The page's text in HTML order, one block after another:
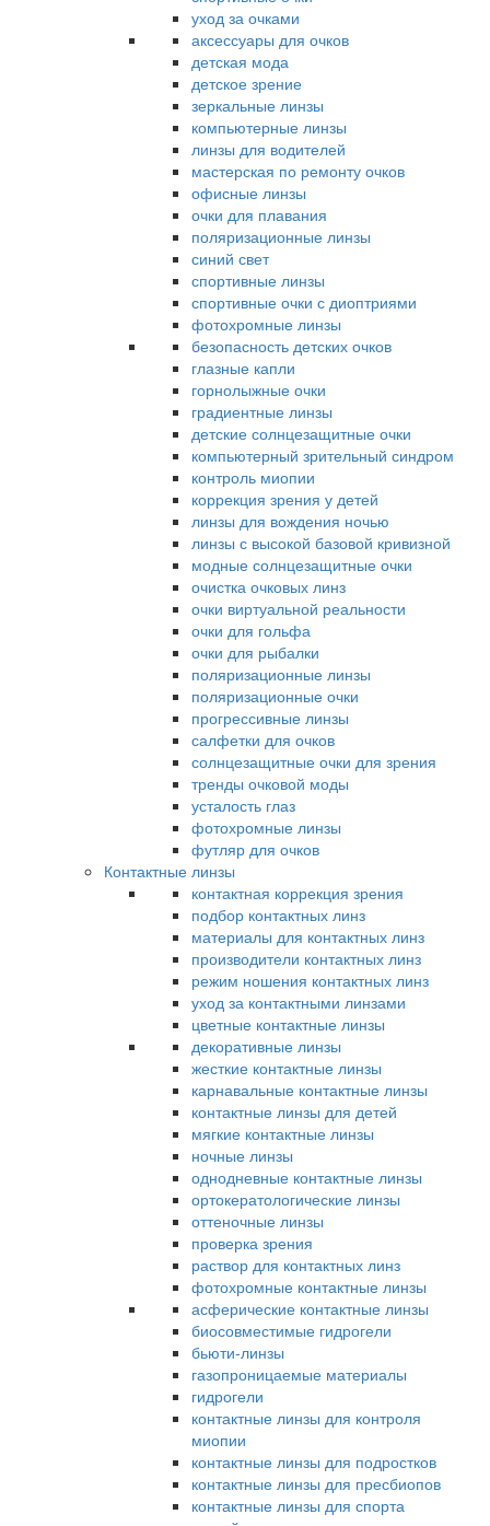
уход за очками
аксессуары для очков
детская мода
детское зрение
зеркальные линзы
компьютерные линзы
линзы для водителей
мастерская по ремонту очков
офисные линзы
очки для плавания
поляризационные линзы
синий свет
спортивные линзы
спортивные очки с диоптриями
фотохромные линзы
безопасность детских очков
глазные капли
горнолыжные очки
градиентные линзы
детские солнцезащитные очки
компьютерный зрительный синдром
контроль миопии
коррекция зрения у детей
линзы для вождения ночью
линзы с высокой базовой кривизной
модные солнцезащитные очки
очистка очковых линз
очки виртуальной реальности
очки для гольфа
очки для рыбалки
поляризационные линзы
поляризационные очки
прогрессивные линзы
салфетки для очков
солнцезащитные очки для зрения
тренды очковой моды
усталость глаз
фотохромные линзы
футляр для очков
Контактные линзы
контактная коррекция зрения
подбор контактных линз
материалы для контактных линз
производители контактных линз
режим ношения контактных линз
уход за контактными линзами
цветные контактные линзы
декоративные линзы
жесткие контактные линзы
карнавальные контактные линзы
контактные линзы для детей
мягкие контактные линзы
ночные линзы
однодневные контактные линзы
ортокератологические линзы
оттеночные линзы
проверка зрения
раствор для контактных линз
фотохромные контактные линзы
асферические контактные линзы
биосовместимые гидрогели
бьюти-линзы
газопроницаемые материалы
гидрогели
контактные линзы для контроля
миопии
контактные линзы для подростков
контактные линзы для пресбиопов
контактные линзы для спорта